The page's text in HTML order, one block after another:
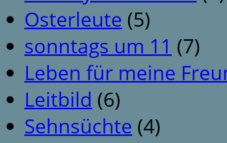
Osterleute (5)
sonntags um 11 (7)
Leben für meine
Leitbild (6)
Sehnsüchte (4)